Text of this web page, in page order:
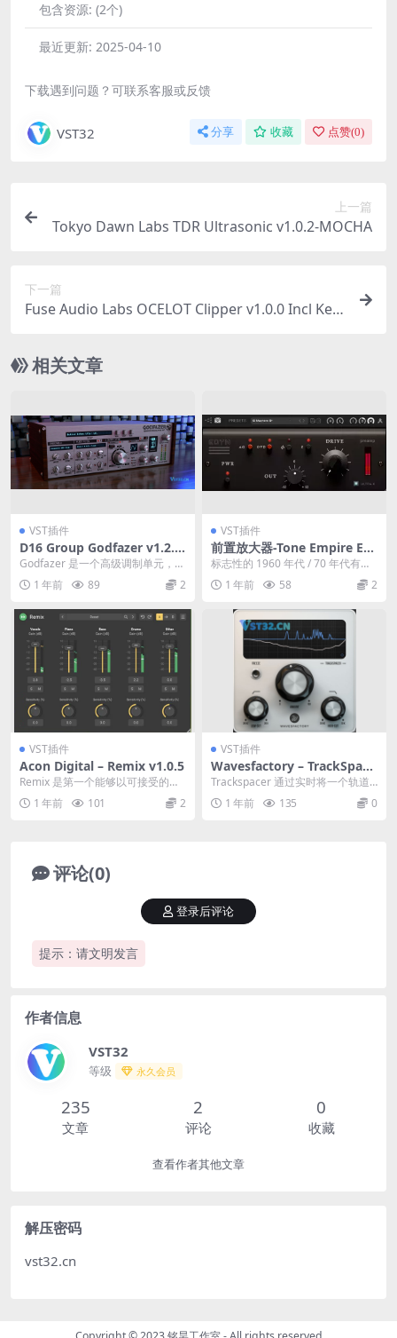
包含资源: (2个)
最近更新: 2025-04-10
下载遇到问题？可联系客服或反馈
VST32 分享 收藏 点赞(0)
上一篇
Tokyo Dawn Labs TDR Ultrasonic v1.0.2-MOCHA
下一篇
Fuse Audio Labs OCELOT Clipper v1.0.0 Incl Key
相关文章
VST插件
D16 Group Godfazer v1.2.3
Incl Patched and Keygen-R
2R
Godfazer 是一个高级调制单元，具
有一个 Ensemble 和两个 Mul...
1 年前 89 2
VST插件
前置放大器-Tone Empire ED
YNpre v1.0.2 Incl Patched a
nd Emulator-R2R
标志性的 1960 年代 / 70 年代有力
的前置放大器 拓扑结构： 使用 E
D... 1 年前 58 2
VST插件
Acon Digital – Remix v1.0.5
Remix 是第一个能够以可接受的延
迟实时分离混音中的乐器组（所谓
的 stems...
1 年前 101 2
VST插件
Wavesfactory – TrackSpace
r v2.5.10
Trackspacer 通过实时将一个轨道
的频率纵到另一个轨道（如侧链压
缩）来在...
1 年前 135 0
评论(0)
提示：请文明发言
登录后评论
作者信息
VST32
等级 永久会员
235
文章
2
评论
0
收藏
查看作者其他文章
解压密码
vst32.cn